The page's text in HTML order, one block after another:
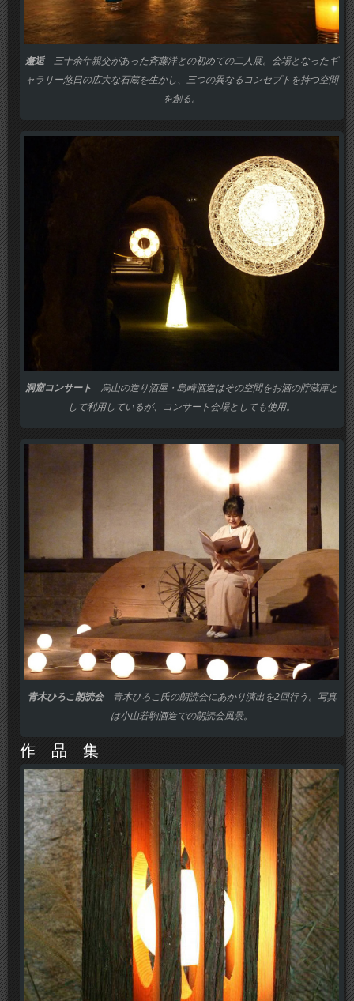
邂逅三十余年親交があった斉藤洋との初めての二人展。会場となったギ
ャラリー悠日の広大な石蔵を生かし、三つの異なるコンセプトを持つ空間
を創る。
洞窟コンサート 烏山の造り酒屋・島崎酒造はその空間をお酒の貯蔵庫と
して利用しているが、コンサート会場としても使用。
青木ひろこ朗読会青木ひろこ氏の朗読会にあかり演出を2回行う。写真
は小山若駒酒造での朗読会風景。
作 品 集